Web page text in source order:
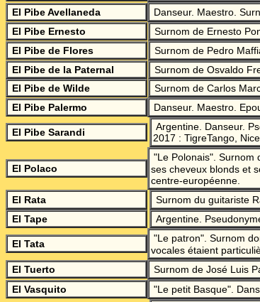
El Pibe Avellaneda
Danseur. Maestro.
El Pibe Ernesto
Surnom de Ernesto
El Pibe de Flores
Surnom de Pedro
El Pibe de la Paternal
Surnom de Osvaldo
El Pibe de Wilde
Surnom de Carlos
El Pibe Palermo
Danseur. Maestro.
El Pibe Sarandi
Argentine. Danseur.
2017 : TigreTango, Nice.
El Polaco
"Le Polonais". Surnom
ses cheveux blonds et
centre-européenne.
El Rata
Surnom du guitariste
El Tape Argentine.
El Tata "Le patron". Surnom
vocales étaient
El Tuerto
Surnom de José Luis
El Vasquito
"Le petit Basque".